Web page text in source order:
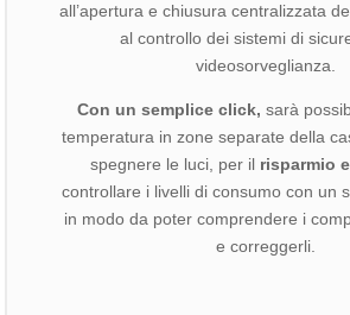
all’apertura e chiusura centralizzata
al controllo dei sistemi di
videosorveglianza.
Con un semplice click, sarà
temperatura in zone separate della
spegnere le luci, per il risparmio
controllare i livelli di consumo con un
in modo da poter comprendere i
e correggerli.